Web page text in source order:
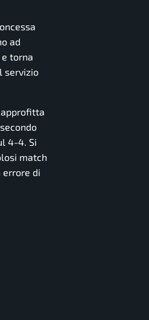
ad
torna
servizio
4-4. Si
match
errore di